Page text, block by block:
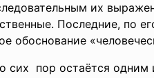
их
Последние, по
сих пор остаётся одним